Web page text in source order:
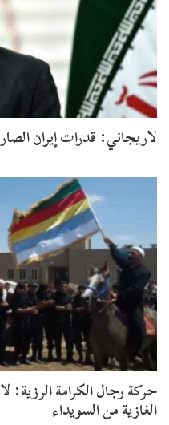
لاريجاني: قدرات إيران
حركة رجال الكرامة الرزية:
الغازية من السويداء